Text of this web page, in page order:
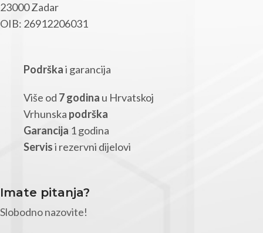
23000 Zadar
OIB: 26912206031
Podrškai garancija
Više od 7 godina u Hrvatskoj
Vrhunska podrška
Garancija 1 godina
Servisi rezervni dijelovi
Imate pitanja?
Slobodno nazovite!